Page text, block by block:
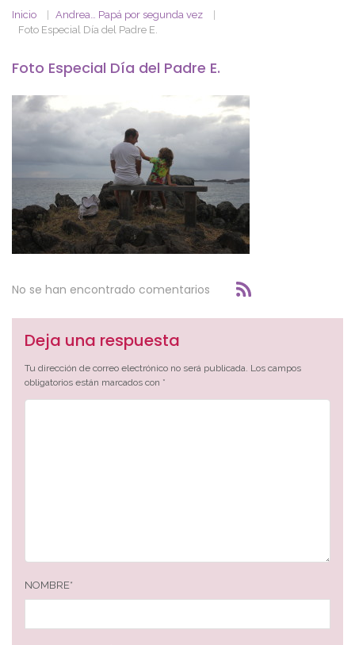
Inicio
Andrea… Papá por segunda vez
Foto Especial Día del Padre E.
Foto Especial Día del Padre E.
No se han encontrado comentarios
Deja una respuesta
Tu dirección de correo electrónico no será publicada. Los campos
obligatorios están marcados con *
NOMBRE*